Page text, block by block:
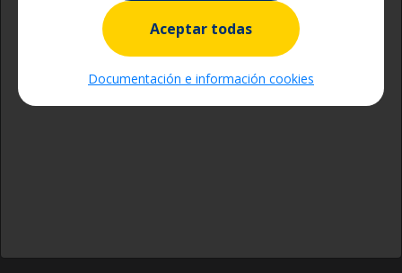
Aceptar todas
Documentación e información cookies